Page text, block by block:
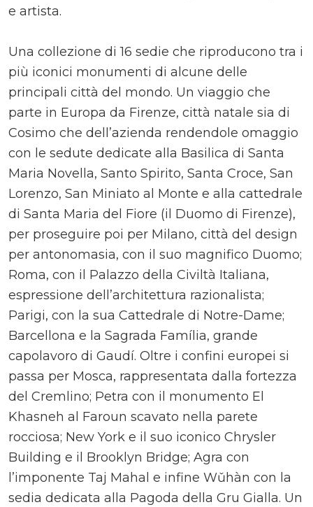
e artista.
Una collezione di 16 sedie che riproducono tra i
più iconici monumenti di alcune delle
principali città del mondo. Un viaggio che
parte in Europa da Firenze, città natale sia di
Cosimo che dell’azienda rendendole omaggio
con le sedute dedicate alla Basilica di Santa
Maria Novella, Santo Spirito, Santa Croce, San
Lorenzo, San Miniato al Monte e alla cattedrale
di Santa Maria del Fiore (il Duomo di Firenze),
per proseguire poi per Milano, città del design
per antonomasia, con il suo magnifico Duomo;
Roma, con il Palazzo della Civiltà Italiana,
espressione dell’architettura razionalista;
Parigi, con la sua Cattedrale di Notre-Dame;
Barcellona e la Sagrada Família, grande
capolavoro di Gaudí. Oltre i confini europei si
passa per Mosca, rappresentata dalla fortezza
del Cremlino; Petra con il monumento El
Khasneh al Faroun scavato nella parete
rocciosa; New York e il suo iconico Chrysler
Building e il Brooklyn Bridge; Agra con
l’imponente Taj Mahal e infine Wǔhàn con la
sedia dedicata alla Pagoda della Gru Gialla. Un